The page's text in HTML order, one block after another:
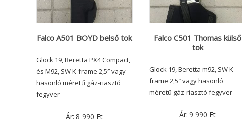
Falco A501 BOYD belső tok
Glock 19, Beretta PX4 Compact,
és M92, SW K-frame 2,5″ vagy
hasonló méretű gáz-riasztó
fegyver
Ár: 8 990 Ft
Falco C501 Thomas külső
tok
Glock 19, Beretta m92, SW K-
frame 2,5″ vagy hasonló
méretű gáz-riasztó fegyver
Ár: 9 990 Ft